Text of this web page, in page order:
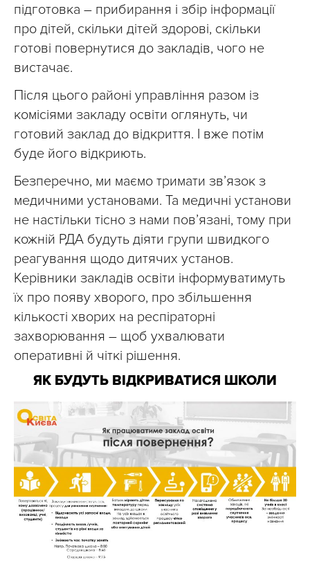
підготовка – прибирання і збір інформації
про дітей, скільки дітей здорові, скільки
готові повернутися до закладів, чого не
вистачає.
Після цього районі управління разом із
комісіями закладу освіти оглянуть, чи
готовий заклад до відкриття. І вже потім
буде його відкриють.
Безперечно, ми маємо тримати зв’язок з
медичними установами. Та медичні установи
не настільки тісно з нами пов’язані, тому при
кожній РДА будуть діяти групи швидкого
реагування щодо дитячих установ.
Керівники закладів освіти інформуватимуть
їх про появу хворого, про збільшення
кількості хворих на респіраторні
захворювання – щоб ухвалювати
оперативні й чіткі рішення.
ЯК БУДУТЬ ВІДКРИВАТИСЯ ШКОЛИ